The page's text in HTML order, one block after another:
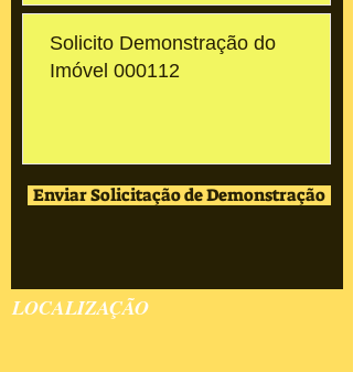
Enviar Solicitação de Demonstração
LOCALIZAÇÃO